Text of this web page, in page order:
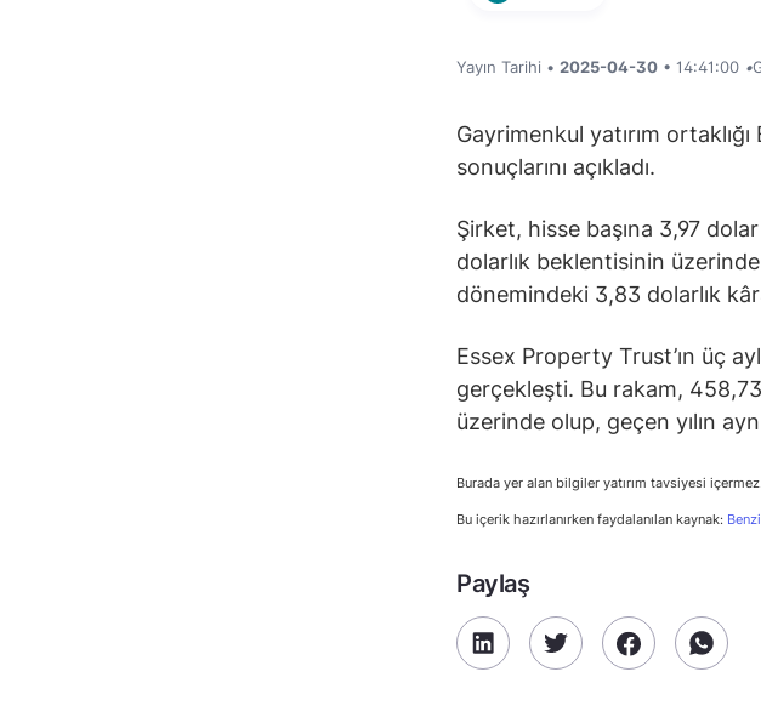
Yayın Tarihi • 2025-04-30 • 14:41:00 •
Gayrimenkul yatırım
sonuçlarını açıkladı.
Şirket, hisse başına 3,97
dolarlık beklentisinin
dönemindeki 3,83 dolarlık
Essex Property Trust’ın üç
gerçekleşti. Bu rakam,
üzerinde olup, geçen yılın
Burada yer alan bilgiler yatırım tavsiyesi
Bu içerik hazırlanırken faydalanılan kaynak:
Paylaş